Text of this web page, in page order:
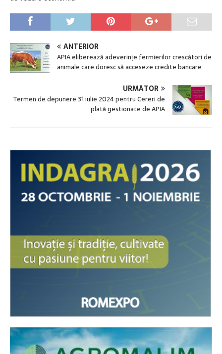
ANTERIOR
APIA eliberează adeverințe fermierilor crescători de
animale care doresc să acceseze credite bancare
URMĂTOR
Termen de depunere 31 iulie 2024 pentru Cereri de
plată gestionate de APIA